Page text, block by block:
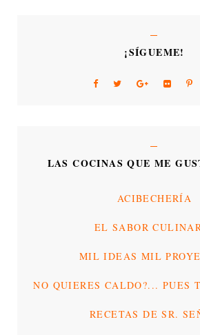
¡SÍGUEME!
LAS COCINAS QUE ME
ACIBECHERÍA
EL SABOR
MIL IDEAS MIL
NO QUIERES CALDO?... PUES
RECETAS DE SR.